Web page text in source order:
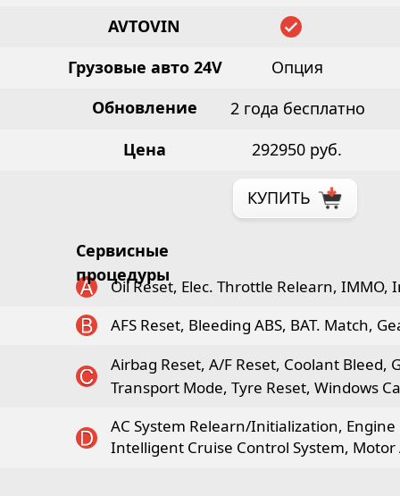
Цена 292950 руб.
КУПИТЬ
Oil Reset, Elec. Throttle Relearn, IMMO,
AFS Reset, Bleeding ABS, BAT. Match,
Airbag Reset, A/F Reset, Coolant Bleed,
Transport Mode, Tyre Reset, Windows
AC System Relearn/Initialization,
Intelligent Cruise Control System, Motor
Сервисные
процедуры
AVTOVIN
Грузовые авто 24V
Обновление
2 года бесплатно
Опция